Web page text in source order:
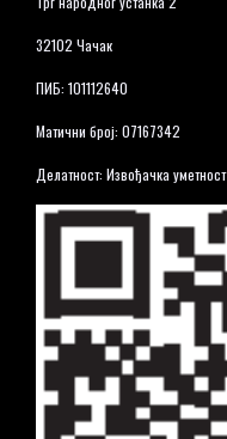
32102 Чачак
ПИБ: 101112640
Матични број: 07167342
Делатност: Извођачка уметност